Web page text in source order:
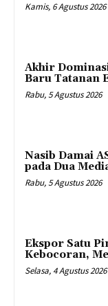
Kamis, 6 Agustus 2026
Akhir
Baru Tatanan
Rabu, 5 Agustus 2026
Nasib Damai
pada Dua
Rabu, 5 Agustus 2026
Ekspor Satu
Kebocoran,
Selasa, 4 Agustus 2026